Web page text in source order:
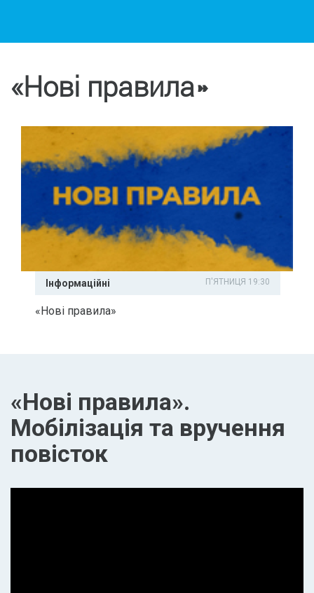
«Нові правила»
Інформаційні П'ЯТНИЦЯ 19:30
«Нові правила»
«Нові правила».
Мобілізація та вручення
повісток